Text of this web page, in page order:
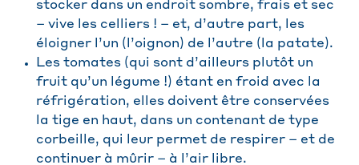
stocker dans un endroit sombre, frais et sec
– vive les celliers ! – et, d’autre part, les
éloigner l’un (l’oignon) de l’autre (la patate).
Les tomates (qui sont d’ailleurs plutôt un
fruit qu’un légume !) étant en froid avec la
réfrigération, elles doivent être conservées
la tige en haut, dans un contenant de type
corbeille, qui leur permet de respirer – et de
continuer à mûrir – à l’air libre.